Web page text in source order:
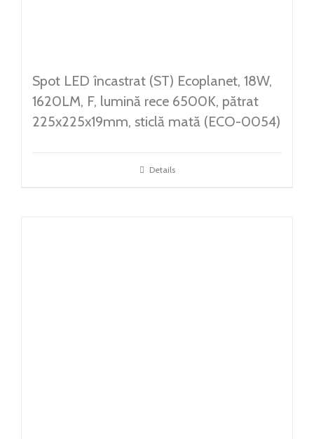
Spot LED încastrat (ST) Ecoplanet, 18W,
1620LM, F, lumină rece 6500K, pătrat
225x225x19mm, sticlă mată (ECO-0054)
Details